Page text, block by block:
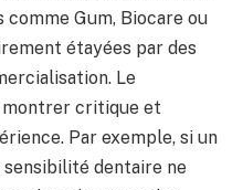
Gum, Biocare ou
étayées par des
Le
montrer critique et
Par exemple, si un
dentaire ne